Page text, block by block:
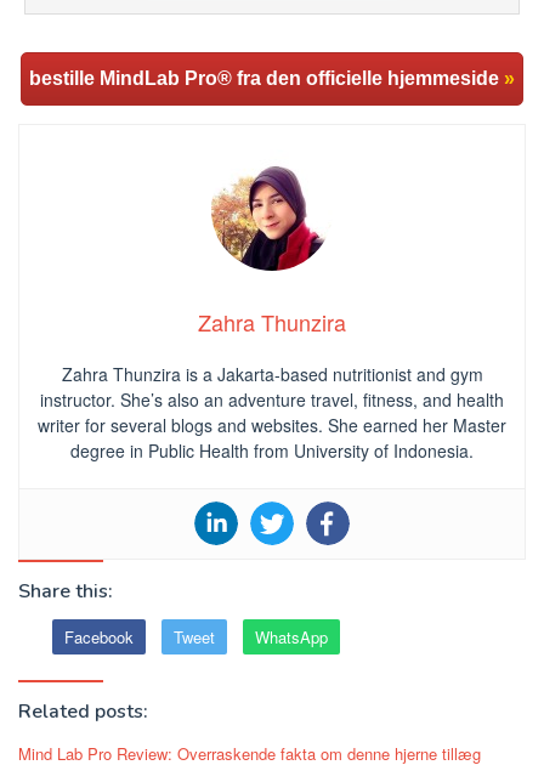
bestille MindLab Pro® fra den officielle hjemmeside »
Zahra Thunzira
Zahra Thunzira is a Jakarta-based nutritionist and gym
instructor. She’s also an adventure travel, fitness, and health
writer for several blogs and websites. She earned her Master
degree in Public Health from University of Indonesia.
Share this:
Facebook Tweet WhatsApp
Related posts:
Mind Lab Pro Review: Overraskende fakta om denne hjerne tillæg